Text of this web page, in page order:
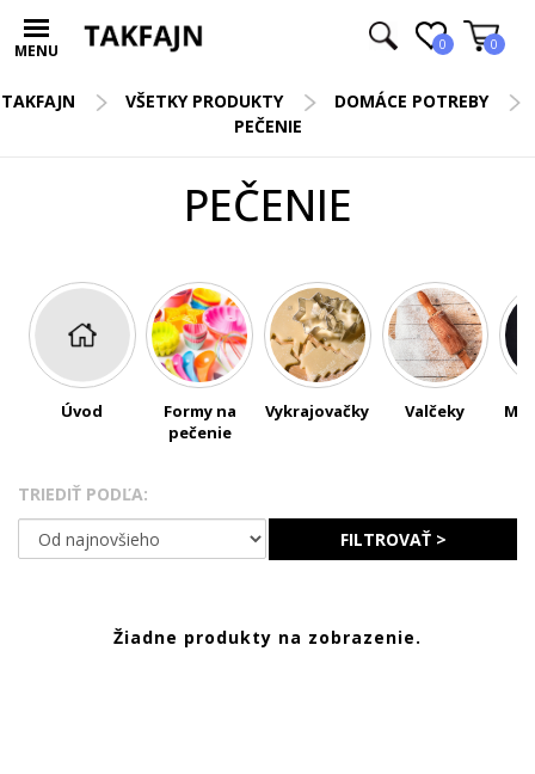
MENU 0 0
TAKFAJN VŠETKY PRODUKTY
DOMÁCE POTREBY
PEČENIE
PEČENIE
Úvod
Formy na
pečenie
Vykrajovačky Valčeky
TRIEDIŤ PODĽA:
FILTROVAŤ >
Žiadne produkty na zobrazenie.